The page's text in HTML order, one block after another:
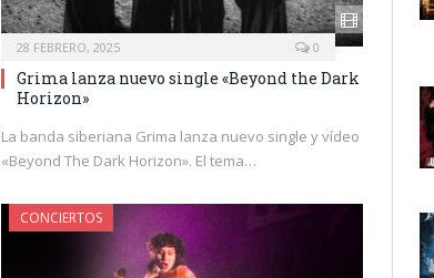
28 FEBRERO, 2025 0
Grima lanza nuevo single «Beyond the Dark
Horizon»
La banda siberiana Grima lanza nuevo single y vídeo
«Beyond The Dark Horizon». El tema…
CONCIERTOS